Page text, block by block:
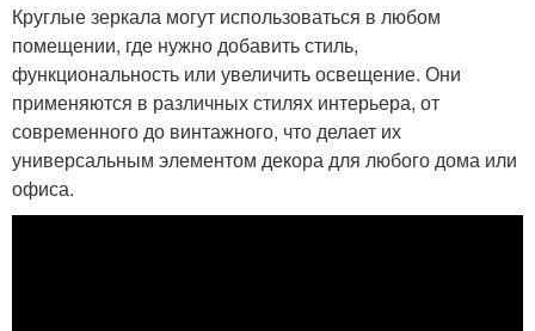
Круглые зеркала могут использоваться в любом
помещении, где нужно добавить стиль,
функциональность или увеличить освещение. Они
применяются в различных стилях интерьера, от
современного до винтажного, что делает их
универсальным элементом декора для любого дома или
офиса.